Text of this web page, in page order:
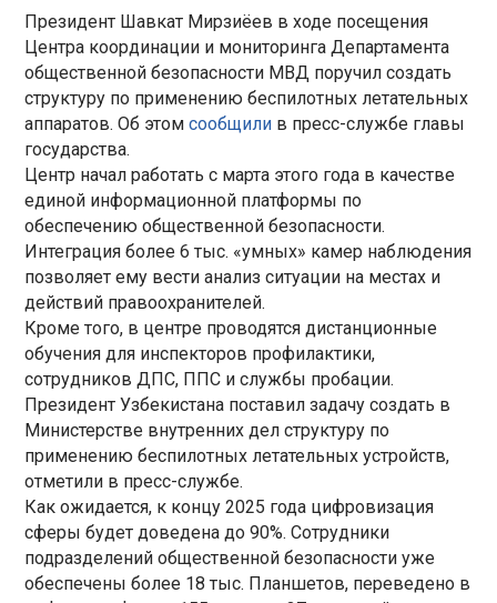
Президент Шавкат Мирзиёев в ходе посещения
Центра координации и мониторинга Департамента
общественной безопасности МВД поручил создать
структуру по применению беспилотных летательных
аппаратов. Об этомсообщили в пресс-службе главы
государства.
Центр начал работать с марта этого года в качестве
единой информационной платформы по
обеспечению общественной безопасности.
Интеграция более 6 тыс. «умных» камер наблюдения
позволяет ему вести анализ ситуации на местах и
действий правоохранителей.
Кроме того, в центре проводятся дистанционные
обучения для инспекторов профилактики,
сотрудников ДПС, ППС и службы пробации.
Президент Узбекистана поставил задачу создать в
Министерстве внутренних дел структуру по
применению беспилотных летательных устройств,
отметили в пресс-службе.
Как ожидается, к концу 2025 года цифровизация
сферы будет доведена до 90%. Сотрудники
подразделений общественной безопасности уже
обеспечены более 18 тыс. Планшетов, переведено в